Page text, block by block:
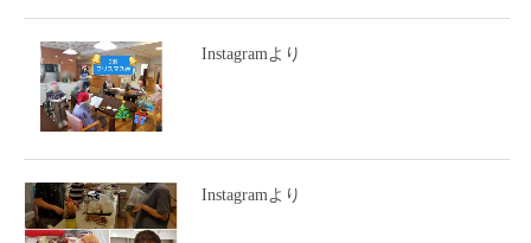
Instagramより
Instagramより